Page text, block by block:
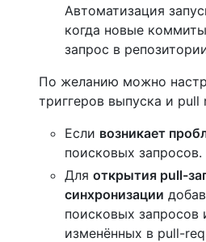
Автоматизация
когда новые
запрос в
По желанию можно
триггеров выпуска и pull
Если возникает
поисковых запросов.
Для открытия pull-
синхронизации
поисковых запросов
изменённых в pull-